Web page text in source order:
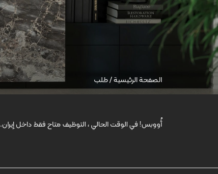
الصفحة الرئيسية/طلب
أُووبس! في الوقت الحالي ، التوظيف متاح فقط داخل إيران.